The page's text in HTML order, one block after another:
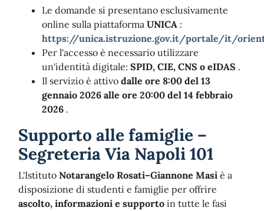
Le domande si presentano esclusivamente
online sulla piattaforma UNICA :
https://unica.istruzione.gov.it/portale/it/
Per l'accesso è necessario utilizzare
un'identità digitale: SPID, CIE, CNS o eIDAS .​
Il servizio è attivo dalle ore 8:00 del 13
gennaio 2026 alle ore 20:00 del 14 febbraio
2026 .​
Supporto alle famiglie –
Segreteria Via Napoli 101
L'Istituto Notarangelo Rosati–Giannone Masi è a
disposizione di studenti e famiglie per offrire
ascolto, informazioni e supporto in tutte le fasi